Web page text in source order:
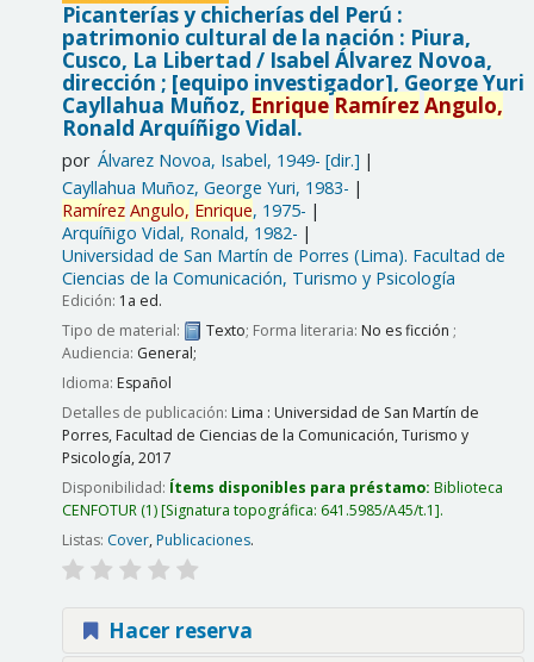
Picanterías y chicherías del Perú :
patrimonio cultural de la nación : Piura,
Cusco, La Libertad / Isabel Álvarez Novoa,
dirección ; [equipo investigador], George Yuri
Cayllahua Muñoz, Enrique Ramírez Angulo,
Ronald Arquíñigo Vidal.
por Álvarez Novoa, Isabel, 1949- [dir.]
Cayllahua Muñoz, George Yuri, 1983-
Ramírez Angulo, Enrique, 1975-
Arquíñigo Vidal, Ronald, 1982-
Universidad de San Martín de Porres (Lima). Facultad de
Ciencias de la Comunicación, Turismo y Psicología
Edición: 1a ed.
Tipo de material:
Texto; Forma literaria: No es ficción ;
Audiencia: General;
Idioma: Español
Detalles de publicación: Lima : Universidad de San Martín de
Porres, Facultad de Ciencias de la Comunicación, Turismo y
Psicología,2017
Disponibilidad: Ítems disponibles para préstamo: Biblioteca
CENFOTUR(1) Signatura topográfica: 641.5985/A45/t.1 .
Listas: Cover,Publicaciones.
Hacer reserva